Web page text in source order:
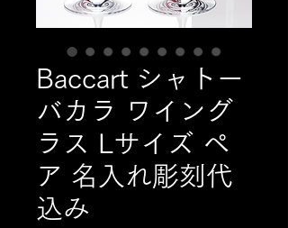
Baccart シャトー
バカラ ワイング
ラス Lサイズ ペ
ア 名入れ彫刻代
込み